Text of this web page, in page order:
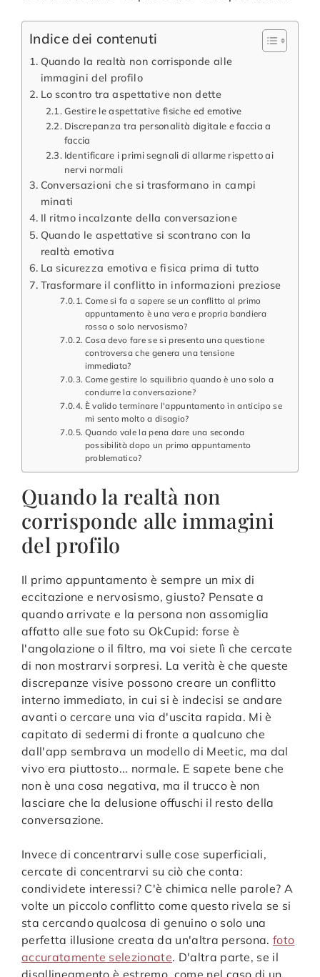
Indice dei contenuti
Quando la realtà non corrisponde alle
immagini del profilo
Lo scontro tra aspettative non dette
Gestire le aspettative fisiche ed emotive
Discrepanza tra personalità digitale e faccia a
faccia
Identificare i primi segnali di allarme rispetto ai
nervi normali
Conversazioni che si trasformano in campi
minati
Il ritmo incalzante della conversazione
Quando le aspettative si scontrano con la
realtà emotiva
La sicurezza emotiva e fisica prima di tutto
Trasformare il conflitto in informazioni preziose
Come si fa a sapere se un conflitto al primo
appuntamento è una vera e propria bandiera
rossa o solo nervosismo?
Cosa devo fare se si presenta una questione
controversa che genera una tensione
immediata?
Come gestire lo squilibrio quando è uno solo a
condurre la conversazione?
È valido terminare l'appuntamento in anticipo se
mi sento molto a disagio?
Quando vale la pena dare una seconda
possibilità dopo un primo appuntamento
problematico?
Quando la realtà non
corrisponde alle immagini
del profilo
Il primo appuntamento è sempre un mix di
eccitazione e nervosismo, giusto? Pensate a
quando arrivate e la persona non assomiglia
affatto alle sue foto su OkCupid: forse è
l'angolazione o il filtro, ma voi siete lì che cercate
di non mostrarvi sorpresi. La verità è che queste
discrepanze visive possono creare un conflitto
interno immediato, in cui si è indecisi se andare
avanti o cercare una via d'uscita rapida. Mi è
capitato di sedermi di fronte a qualcuno che
dall'app sembrava un modello di Meetic, ma dal
vivo era piuttosto... normale. E sapete bene che
non è una cosa negativa, ma il trucco è non
lasciare che la delusione offuschi il resto della
conversazione.
Invece di concentrarvi sulle cose superficiali,
cercate di concentrarvi su ciò che conta:
condividete interessi? C'è chimica nelle parole? A
volte un piccolo conflitto come questo rivela se si
sta cercando qualcosa di genuino o solo una
perfetta illusione creata da un'altra persona.foto
accuratamente selezionate. D'altra parte, se il
disallineamento è estremo, come nel caso di un